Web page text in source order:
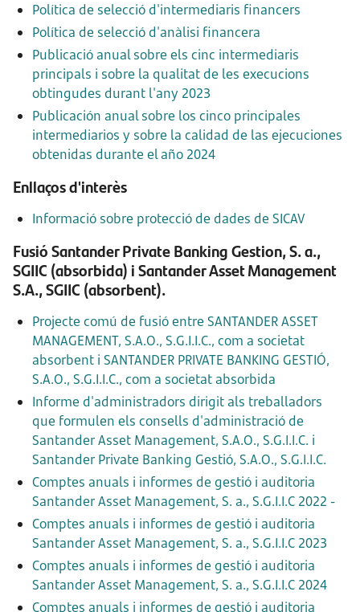
Política de selecció d'intermediaris financers
Política de selecció d'anàlisi financera
Publicació anual sobre els cinc intermediaris
principals i sobre la qualitat de les execucions
obtingudes durant l'any 2023
Publicación anual sobre los cinco principales
intermediarios y sobre la calidad de las ejecuciones
obtenidas durante el año 2024
Enllaços d'interès
Informació sobre protecció de dades de SICAV
Fusió Santander Private Banking Gestion, S. a.,
SGIIC (absorbida) i Santander Asset Management
S.A., SGIIC (absorbent).
Projecte comú de fusió entre SANTANDER ASSET
MANAGEMENT, S.A.O., S.G.I.I.C., com a societat
absorbent i SANTANDER PRIVATE BANKING GESTIÓ,
S.A.O., S.G.I.I.C., com a societat absorbida
Informe d'administradors dirigit als treballadors
que formulen els consells d'administració de
Santander Asset Management, S.A.O., S.G.I.I.C. i
Santander Private Banking Gestió, S.A.O., S.G.I.I.C.
Comptes anuals i informes de gestió i auditoria
Santander Asset Management, S. a., S.G.I.I.C 2022 -
Comptes anuals i informes de gestió i auditoria
Santander Asset Management, S. a., S.G.I.I.C 2023
Comptes anuals i informes de gestió i auditoria
Santander Asset Management, S. a., S.G.I.I.C 2024
Comptes anuals i informes de gestió i auditoria